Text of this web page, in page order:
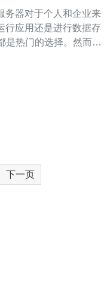
务器对于个人和企业来
行应用还是进行数据存
是热门的选择。然而，
您找到性价比最高、
下一页